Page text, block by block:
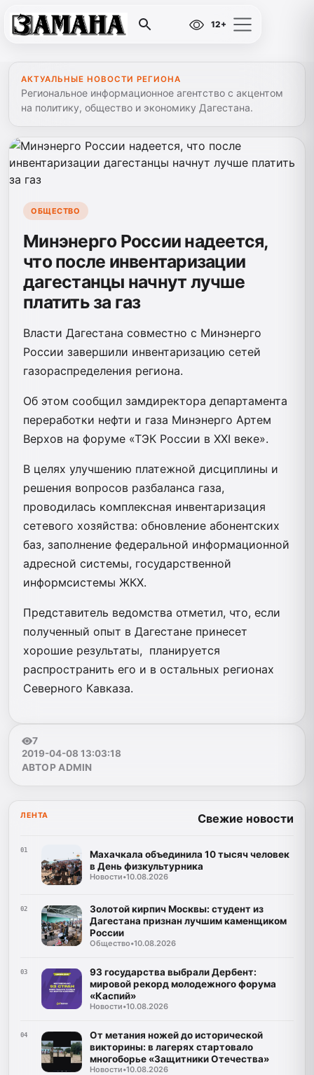
12+
АКТУАЛЬНЫЕ НОВОСТИ РЕГИОНА
Региональное информационное агентство с акцентом
на политику, общество и экономику Дагестана.
ОБЩЕСТВО
Минэнерго России надеется,
что после инвентаризации
дагестанцы начнут лучше
платить за газ
Власти Дагестана совместно с Минэнерго
России завершили инвентаризацию сетей
газораспределения региона.
Об этом сообщил замдиректора департамента
переработки нефти и газа Минэнерго Артем
Верхов на форуме «ТЭК России в XXI веке».
В целях улучшению платежной дисциплины и
решения вопросов разбаланса газа,
проводилась комплексная инвентаризация
сетевого хозяйства: обновление абонентских
баз, заполнение федеральной информационной
адресной системы, государственной
информсистемы ЖКХ.
Представитель ведомства отметил, что, если
полученный опыт в Дагестане принесет
хорошие результаты, планируется
распространить его и в остальных регионах
Северного Кавказа.
7
2019-04-08 13:03:18
АВТОР ADMIN
ЛЕНТА Свежие новости
01
Махачкала объединила 10 тысяч человек
в День физкультурника
Новости•10.08.2026
02
Золотой кирпич Москвы: студент из
Дагестана признан лучшим каменщиком
России
Общество•10.08.2026
03
93 государства выбрали Дербент:
мировой рекорд молодежного форума
«Каспий»
Новости•10.08.2026
04
От метания ножей до исторической
викторины: в лагерях стартовало
многоборье «Защитники Отечества»
Новости•10.08.2026